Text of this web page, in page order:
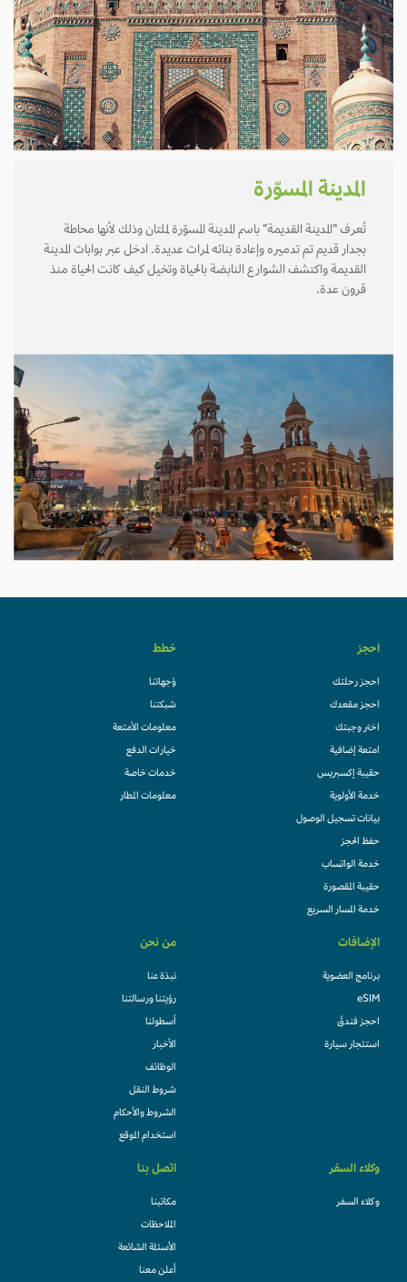
المدينة المسوّرة
تُعرف "المدينة القديمة" باسم المدينة المسوّرة لملتان وذلك لأنها محاطة
بجدار قديم تم تدميره وإعادة بنائه لمرات عديدة. ادخل عبر بوابات المدينة
القديمة واكتشف الشوارع النابضة بالحياة وتخيل كيف كانت الحياة منذ
قرون عدة.
احجز
احجز رحلتك
احجز مقعدك
اختر وجبتك
امتعة إضافية
حقيبة إكسبريس
خدمة الأولوية
بيانات تسجيل الوصول
حفظ الحجز
خدمة الواتساب
حقيبة المقصورة
خدمة المسار السريع
خطط
وُجهاتنا
شبكتنا
معلومات الأمتعة
خيارات الدفع
خدمات خاصة
معلومات المطار
الإضافات
برنامج العضوية
eSIM
احجز فندقً
استئجار سيارة
من نحن
نبذة عنا
رؤيتنا ورسالتنا
أسطولنا
الأخبار
الوظائف
شروط النقل
الشروط والأحكام
استخدام الموقع
وكلاء السفر
وكلاء السفر
اتصل بنا
مكاتبنا
الملاحظات
الأسئلة الشائعة
أعلن معنا